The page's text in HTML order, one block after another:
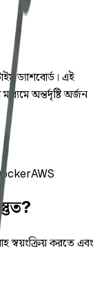
ড্যাশবোর্ড। এই
অন্তর্দৃষ্টি অর্জন
AWS
স্বয়ংক্রিয় করতে এবং